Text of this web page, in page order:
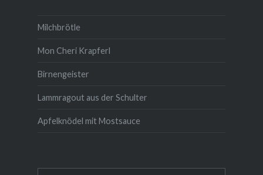
Milchbrötle
Mon Cheri Krapferl
Birnengeister
Lammragout aus der Schulter
Apfelknödel mit Mostsauce